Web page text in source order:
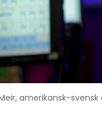
amerikansk-